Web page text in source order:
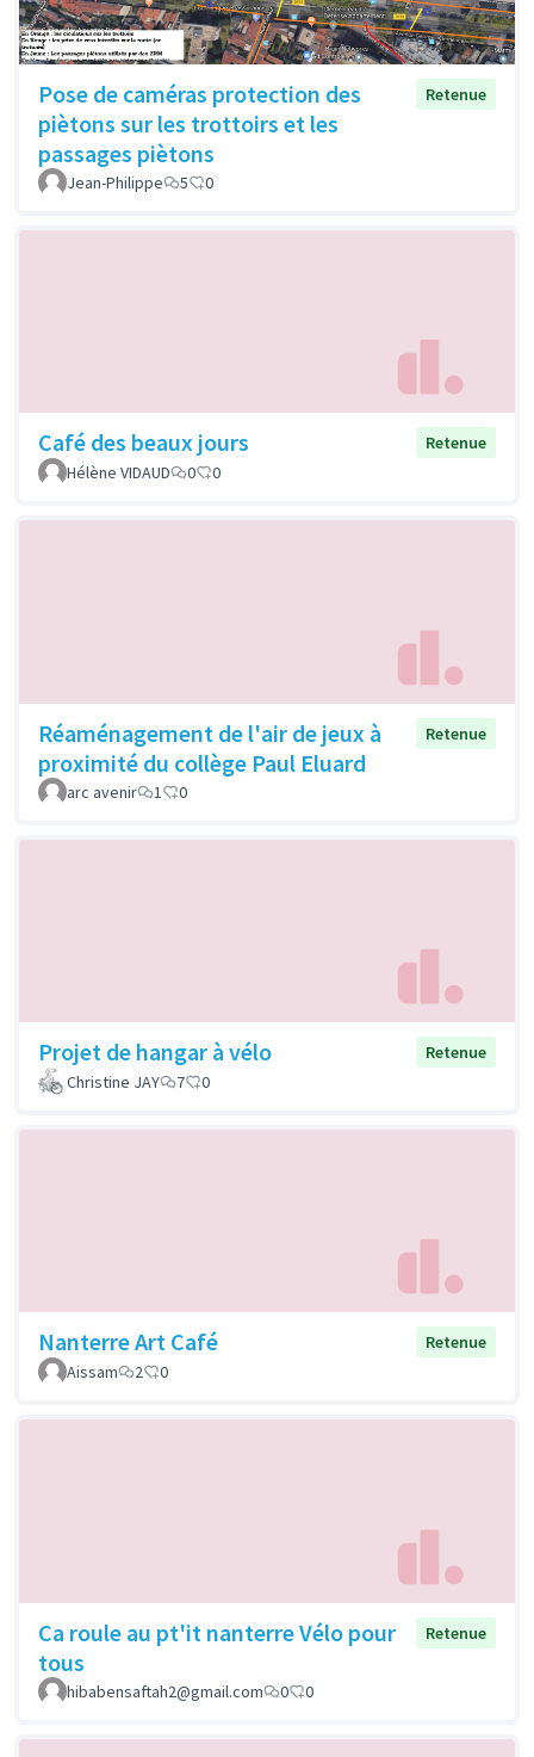
Pose de caméras protection des
piètons sur les trottoirs et les
passages piètons
Retenue
Jean-Philippe 5 0
Café des beaux jours
Retenue
Hélène VIDAUD
0 0
Réaménagement de l'air de jeux à
proximité du collège Paul Eluard
Retenue
arc avenir 1 0
Projet de hangar à vélo
Retenue
Christine JAY
7 0
Nanterre Art Café
Retenue
Aissam
2 0
Ca roule au pt'it nanterre Vélo pour
tous
Retenue
hibabensaftah2@gmail.com 0 0